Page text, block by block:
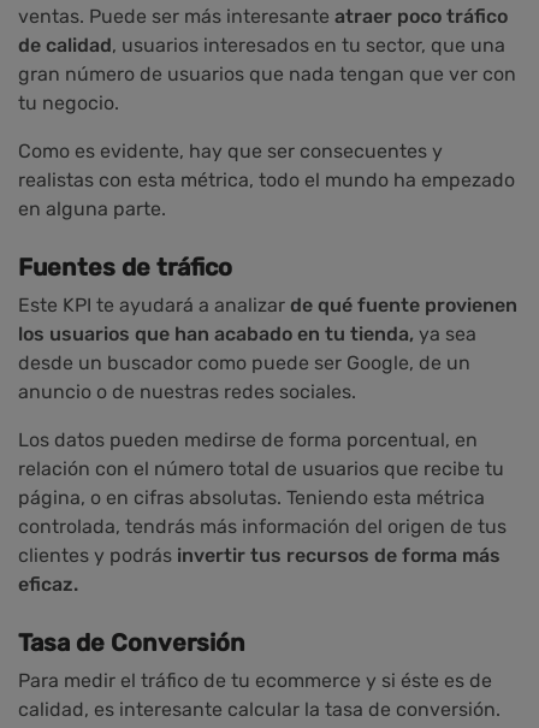
ventas. Puede ser más interesante atraer poco tráfico
de calidad, usuarios interesados en tu sector, que una
gran número de usuarios que nada tengan que ver con
tu negocio.
Como es evidente, hay que ser consecuentes y
realistas con esta métrica, todo el mundo ha empezado
en alguna parte.
Fuentes de tráfico
Este KPI te ayudará a analizar de qué fuente provienen
los usuarios que han acabado en tu tienda, ya sea
desde un buscador como puede ser Google, de un
anuncio o de nuestras redes sociales.
Los datos pueden medirse de forma porcentual, en
relación con el número total de usuarios que recibe tu
página, o en cifras absolutas. Teniendo esta métrica
controlada, tendrás más información del origen de tus
clientes y podrás invertir tus recursos de forma más
eficaz.
Tasa de Conversión
Para medir el tráfico de tu ecommerce y si éste es de
calidad, es interesante calcular la tasa de conversión.